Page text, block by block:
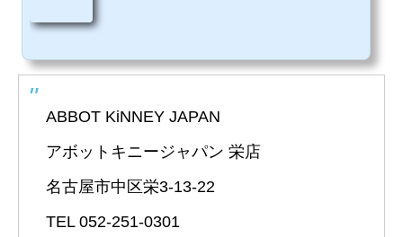
ABBOT KiNNEY JAPAN
アボットキニージャパン 栄店
名古屋市中区栄3-13-22
TEL 052-251-0301